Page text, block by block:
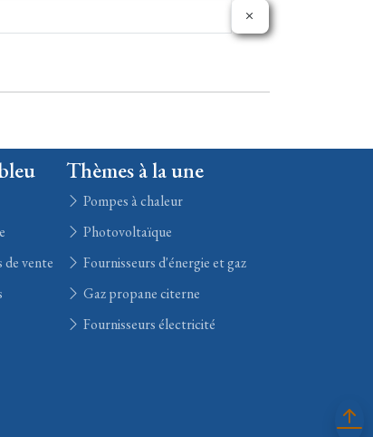
de vente
Thèmes à la une
Pompes à chaleur
Photovoltaïque
Fournisseurs d'énergie et gaz
Gaz propane citerne
Fournisseurs électricité